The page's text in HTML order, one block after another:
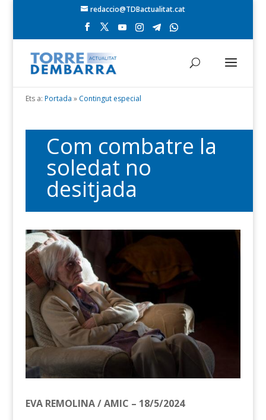
redaccio@TDBactualitat.cat
Ets a: Portada » Contingut especial
Com combatre la
soledat no
desitjada
EVA REMOLINA / AMIC – 18/5/2024